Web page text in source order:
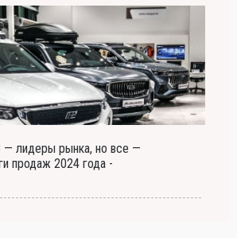
лидеры рынка, но все —
продаж 2024 года -